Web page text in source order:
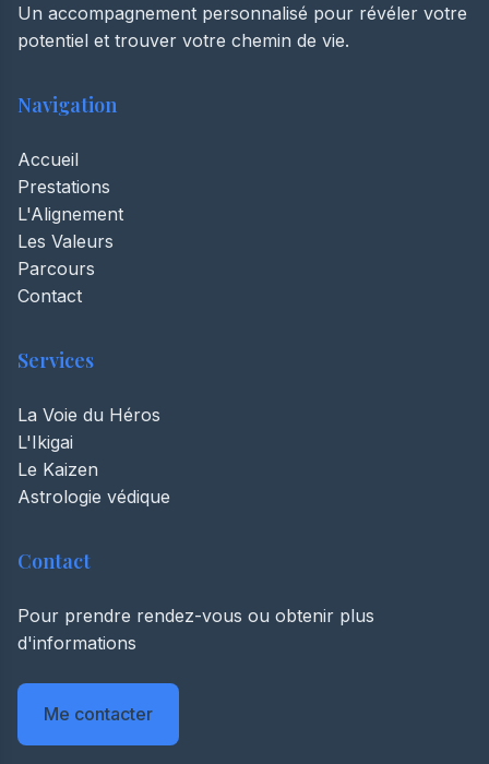
Un accompagnement personnalisé pour révéler votre
potentiel et trouver votre chemin de vie.
Navigation
Accueil
Prestations
L'Alignement
Les Valeurs
Parcours
Contact
Services
La Voie du Héros
L'Ikigai
Le Kaizen
Astrologie védique
Contact
Pour prendre rendez-vous ou obtenir plus
d'informations
Me contacter